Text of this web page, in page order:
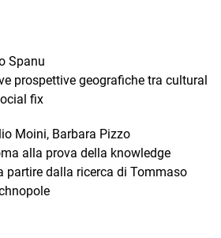
Spanu
prospettive geografiche tra cultural
fix
Moini, Barbara Pizzo
alla prova della knowledge
partire dalla ricerca di Tommaso